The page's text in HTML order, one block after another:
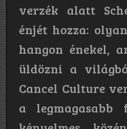
verzék alatt
énjét hozza:
hangon énekel,
üldözni a
Cancel Culture
a legmagasabb